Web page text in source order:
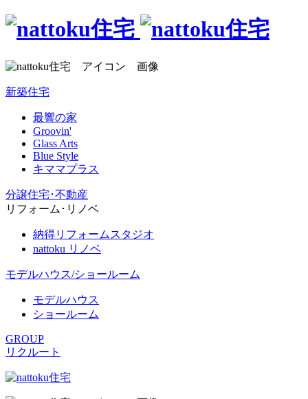
新築住宅
最響の家
Groovin'
Glass Arts
Blue Style
キママプラス
分譲住宅･不動産
リフォーム･リノベ
納得リフォームスタジオ
nattoku リノベ
モデルハウス/ショールーム
モデルハウス
ショールーム
GROUP
リクルート